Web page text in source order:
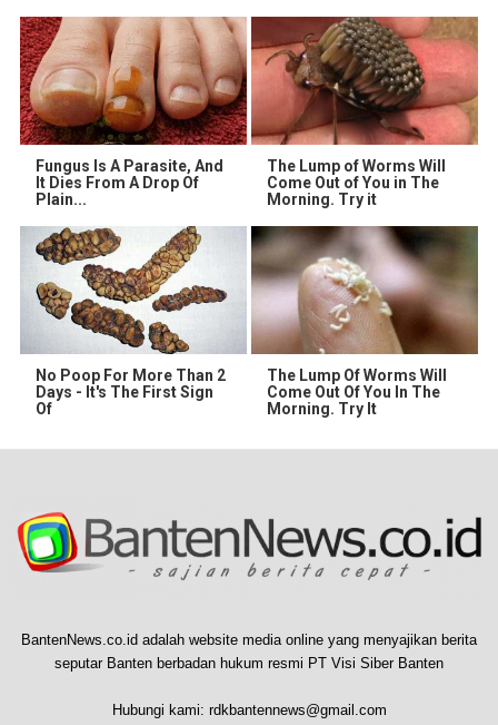
Fungus Is A Parasite, And
It Dies From A Drop Of
Plain...
The Lump of Worms Will
Come Out of You in The
Morning. Try it
No Poop For More Than 2
Days - It's The First Sign
Of
The Lump Of Worms Will
Come Out Of You In The
Morning. Try It
BantenNews.co.id adalah website media online yang menyajikan berita
seputar Banten berbadan hukum resmi PT Visi Siber Banten
Hubungi kami: rdkbantennews@gmail.com